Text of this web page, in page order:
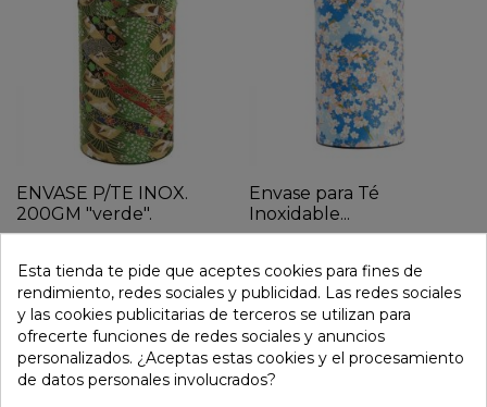
ENVASE P/TE INOX.
200GM "verde".
remove add 
Envase para Té
Inoxidable...
remove add 
Esta tienda te pide que aceptes cookies para fines de
rendimiento, redes sociales y publicidad. Las redes sociales
y las cookies publicitarias de terceros se utilizan para
ofrecerte funciones de redes sociales y anuncios
personalizados. ¿Aceptas estas cookies y el procesamiento
de datos personales involucrados?